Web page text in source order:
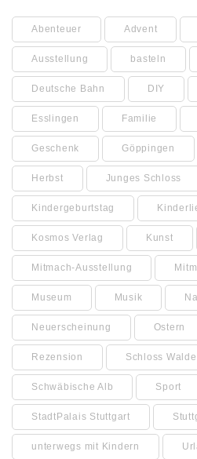
Abenteuer Advent
Ausstellung basteln
Deutsche Bahn DIY
Esslingen Familie
Geschenk Göppingen
Herbst Junges Schloss
Kindergeburtstag
Kosmos Verlag Kunst
Mitmach-Ausstellung
Museum Musik
Neuerscheinung Ostern
Rezension Schloss
Schwäbische Alb Sport
StadtPalais Stuttgart
unterwegs mit Kindern